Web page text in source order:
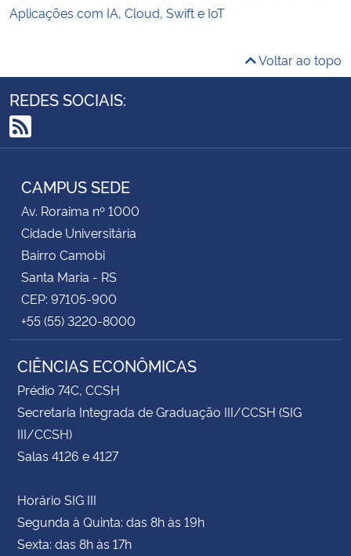
Aplicações com IA, Cloud, Swift e IoT
Voltar ao topo
REDES SOCIAIS:
RSS
CAMPUS SEDE
Av. Roraima nº 1000
Cidade Universitária
Bairro Camobi
Santa Maria - RS
CEP: 97105-900
+55 (55) 3220-8000
CIÊNCIAS ECONÔMICAS
Prédio 74C, CCSH
Secretaria Integrada de Graduação III/CCSH (SIG
III/CCSH)
Salas 4126 e 4127
Horário SIG III
Segunda à Quinta: das 8h às 19h
Sexta: das 8h às 17h